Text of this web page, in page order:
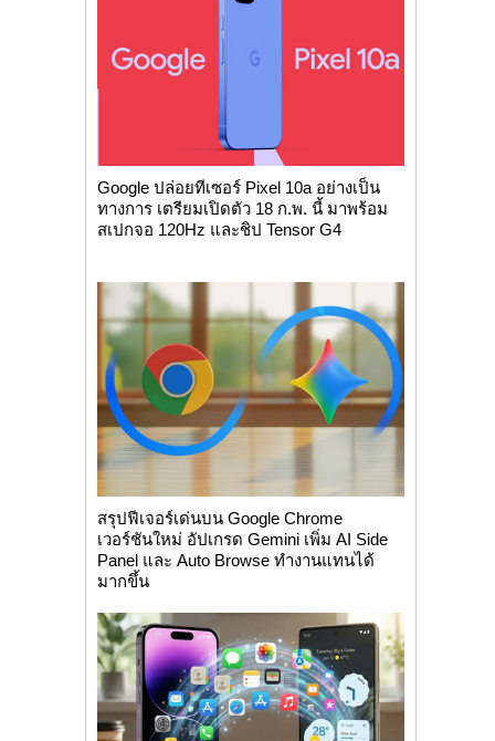
Google ปล่อยทีเซอร์ Pixel 10a อย่างเป็น
ทางการ เตรียมเปิดตัว 18 ก.พ. นี้ มาพร้อม
สเปกจอ 120Hz และชิป Tensor G4
สรุปฟีเจอร์เด่นบน Google Chrome
เวอร์ชันใหม่ อัปเกรด Gemini เพิ่ม AI Side
Panel และ Auto Browse ทำงานแทนได้
มากขึ้น